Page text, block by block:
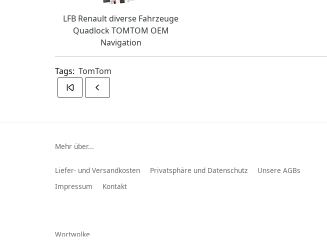
LFB Renault diverse Fahrzeuge
Quadlock TOMTOM OEM
Navigation
Tags: TomTom
Mehr über...
Liefer- und Versandkosten Privatsphäre und Datenschutz
Unsere AGBs
Impressum
Kontakt
Wortwolke